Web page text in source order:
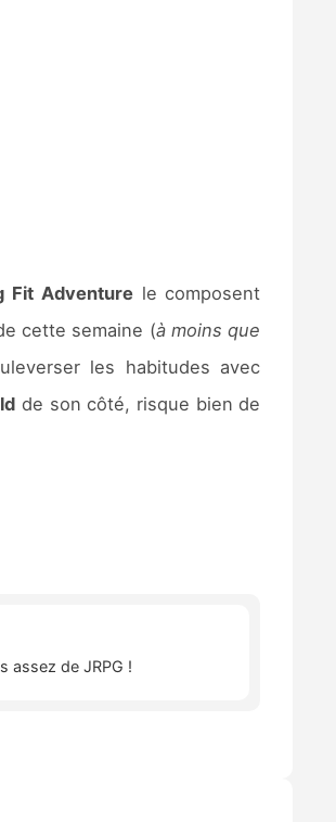
Fit Adventurele composent
cette semaine (à moins que
les habitudes avec
de son côté, risque bien de
assez de JRPG !